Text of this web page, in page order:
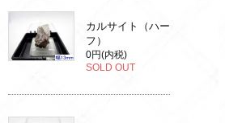
カルサイト（ハー
フ）
0円(内税)
SOLD OUT